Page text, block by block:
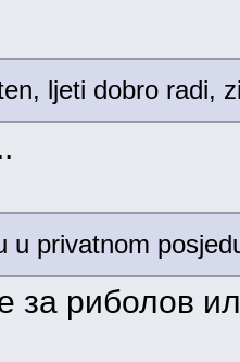
ljeti dobro radi,
u privatnom
за риболов